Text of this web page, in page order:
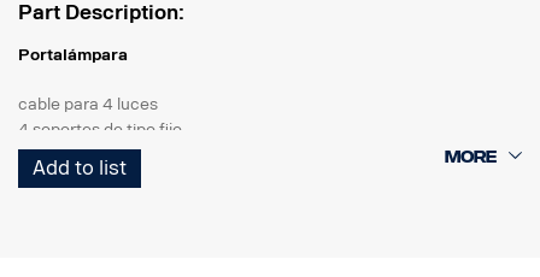
Part Description:
Portalámpara
cable para 4 luces
4 soportes de tipo fijo
2 luces estroboscópicas
Add to list